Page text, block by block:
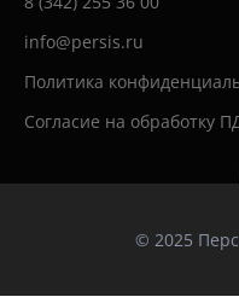
info@persis.ru
Политика
Согласие на обработку
© 2025